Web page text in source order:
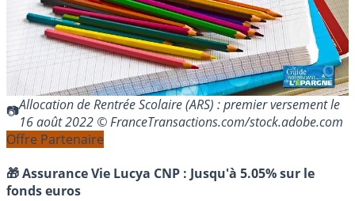
Allocation de Rentrée Scolaire (ARS) : premier versement le
16 août 2022 © FranceTransactions.com/stock.adobe.com
Offre Partenaire
🎁 Assurance Vie Lucya CNP : Jusqu'à 5.05% sur le
fonds euros